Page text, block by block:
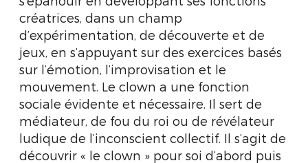
créatrices, dans un champ
d’expérimentation, de découverte et de
jeux, en s’appuyant sur des exercices basés
sur l’émotion, l’improvisation et le
mouvement. Le clown a une fonction
sociale évidente et nécessaire. Il sert de
médiateur, de fou du roi ou de révélateur
ludique de l’inconscient collectif. Il s’agit de
découvrir « le clown » pour soi d’abord puis